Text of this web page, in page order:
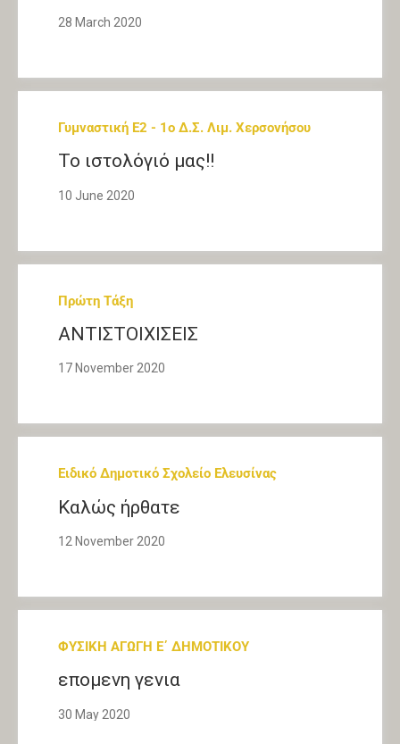
28 March 2020
Γυμναστική Ε2 - 1ο Δ.Σ. Λιμ. Χερσονήσου
Το ιστολόγιό μας!!
10 June 2020
Πρώτη Τάξη
ΑΝΤΙΣΤΟΙΧΙΣΕΙΣ
17 November 2020
Ειδικό Δημοτικό Σχολείο Ελευσίνας
Καλώς ήρθατε
12 November 2020
ΦΥΣΙΚΗ ΑΓΩΓΗ Ε΄ ΔΗΜΟΤΙΚΟΥ
επομενη γενια
30 May 2020